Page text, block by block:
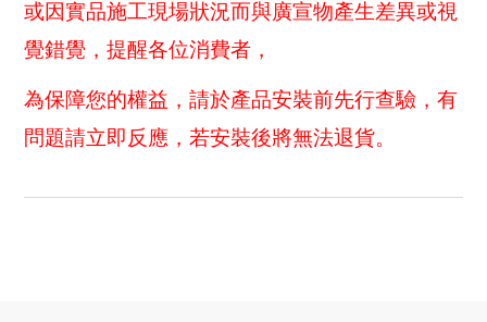
或因實品施工現場狀況而與廣宣物產生差異或視
覺錯覺，提醒各位消費者，
為保障您的權益，請於產品安裝前先行查驗，有
問題請立即反應，若安裝後將無法退貨。